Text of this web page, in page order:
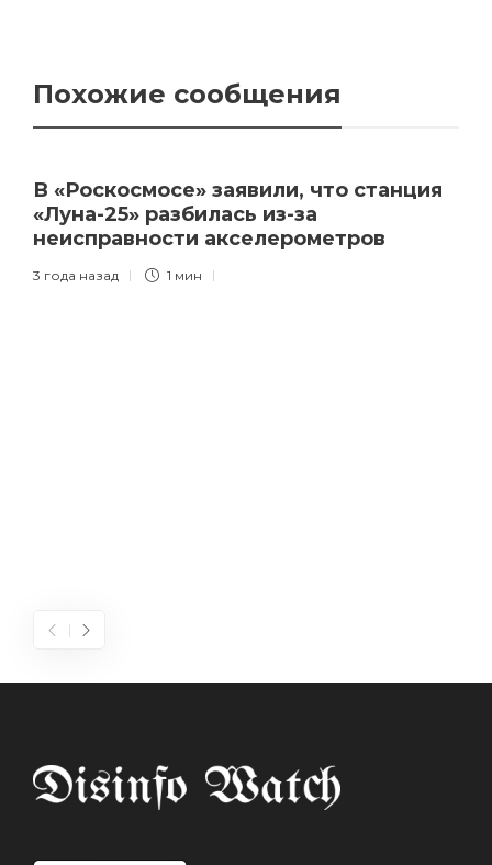
Похожие сообщения
В «Роскосмосе» заявили, что станция
«Луна-25» разбилась из-за
неисправности акселерометров
3 года назад 1 мин